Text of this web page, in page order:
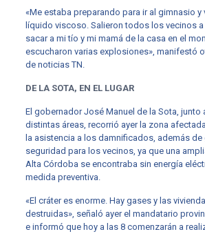
«Me estaba preparando para ir al gimnasio y
líquido viscoso. Salieron todos los vecinos a
sacar a mi tío y mi mamá de la casa en el
escucharon varias explosiones», manifestó
de noticias TN.
DE LA SOTA, EN EL LUGAR
El gobernador José Manuel de la Sota, junto
distintas áreas, recorrió ayer la zona
la asistencia a los damnificados, además de
seguridad para los vecinos, ya que una
Alta Córdoba se encontraba sin energía
medida preventiva.
«El cráter es enorme. Hay gases y las
destruidas», señaló ayer el mandatario
e informó que hoy a las 8 comenzarán a